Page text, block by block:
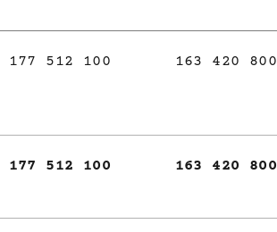
177 512 100 163 420 800
177 512 100 163 420 800